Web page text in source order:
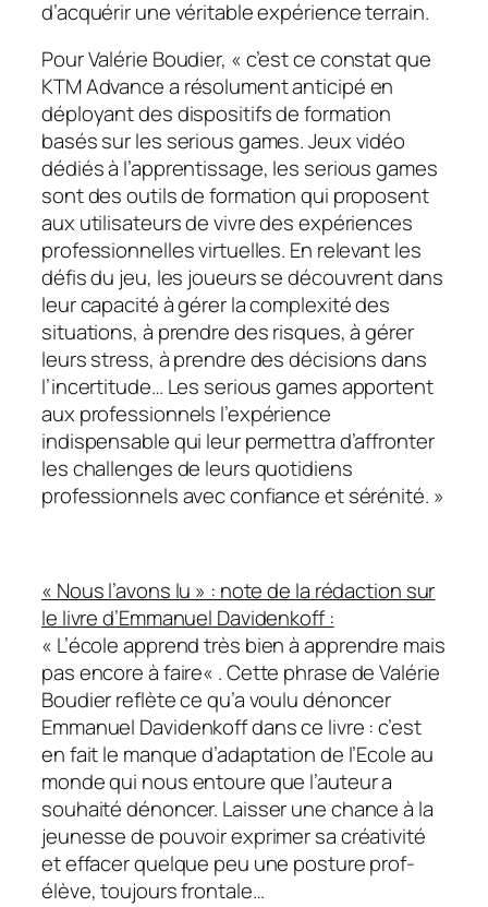
d’acquérir une véritable expérience terrain.
Pour Valérie Boudier, «c’est ce constat que
KTM Advance a résolument anticipé en
déployant des dispositifs de formation
basés sur les serious games. Jeux vidéo
dédiés à l’apprentissage, les serious games
sont des outils de formation qui proposent
aux utilisateurs de vivre des expériences
professionnelles virtuelles. En relevant les
défis du jeu, les joueurs se découvrent dans
leur capacité à gérer la complexité des
situations, à prendre des risques, à gérer
leurs stress, à prendre des décisions dans
l’incertitude… Les serious games apportent
aux professionnels l’expérience
indispensable qui leur permettra d’affronter
les challenges de leurs quotidiens
professionnels avec confiance et sérénité. »
« Nous l’avons lu » : note de la rédaction sur
le livre d’Emmanuel Davidenkoff :
« L’école apprend très bien à apprendre mais
pas encore à faire« . Cette phrase de Valérie
Boudier reflète ce qu’a voulu dénoncer
Emmanuel Davidenkoff dans ce livre : c’est
en fait le manque d’adaptation de l’Ecole au
monde qui nous entoure que l’auteur a
souhaité dénoncer. Laisser une chance à la
jeunesse de pouvoir exprimer sa créativité
et effacer quelque peu une posture prof-
élève, toujours frontale…